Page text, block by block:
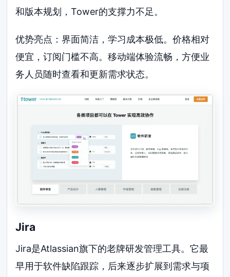
和版本规划，Tower的支撑力不足。
优势亮点：界面简洁，学习成本极低。价格相对
便宜，订阅门槛不高。移动端体验流畅，方便业
务人员随时查看和更新需求状态。
Jira
Jira是Atlassian旗下的老牌研发管理工具。它最
早用于软件缺陷跟踪，后来逐步扩展到需求与项